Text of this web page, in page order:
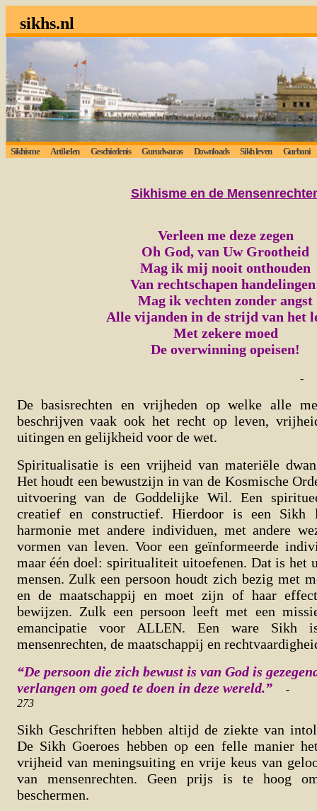
sikhs.nl
Sikhisme Artikelen Geschiedenis Gurudwaras Downloads Sikh leven Gurbani
Sikhisme en de
Verleen me deze zegen
Oh God, van Uw Grootheid
Mag ik mij nooit onthouden
Van rechtschapen
Mag ik vechten zonder angst
Alle vijanden in de strijd van het
Met zekere moed
De overwinning opeisen!
-
De basisrechten en vrijheden op welke alle
beschrijven vaak ook het recht op leven,
uitingen en gelijkheid voor de wet.
Spiritualisatie is een vrijheid van materiële
Het houdt een bewustzijn in van de Kosmische
uitvoering van de Goddelijke Wil. Een
creatief en constructief. Hierdoor is een Sikh
harmonie met andere individuen, met andere
vormen van leven. Voor een geïnformeerde
maar één doel: spiritualiteit uitoefenen. Dat is het
mensen. Zulk een persoon houdt zich bezig met
en de maatschappij en moet zijn of haar
bewijzen. Zulk een persoon leeft met een
emancipatie voor ALLEN. Een ware Sikh
mensenrechten, de maatschappij en
“De persoon die zich bewust is van God is
verlangen om goed te doen in deze wereld.”
-
273
Sikh Geschriften hebben altijd de ziekte van
De Sikh Goeroes hebben op een felle manier
vrijheid van meningsuiting en vrije keus van
van mensenrechten. Geen prijs is te hoog
beschermen.